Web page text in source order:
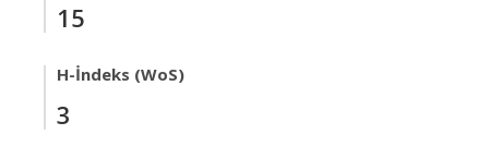
15
H-İndeks (WoS)
3